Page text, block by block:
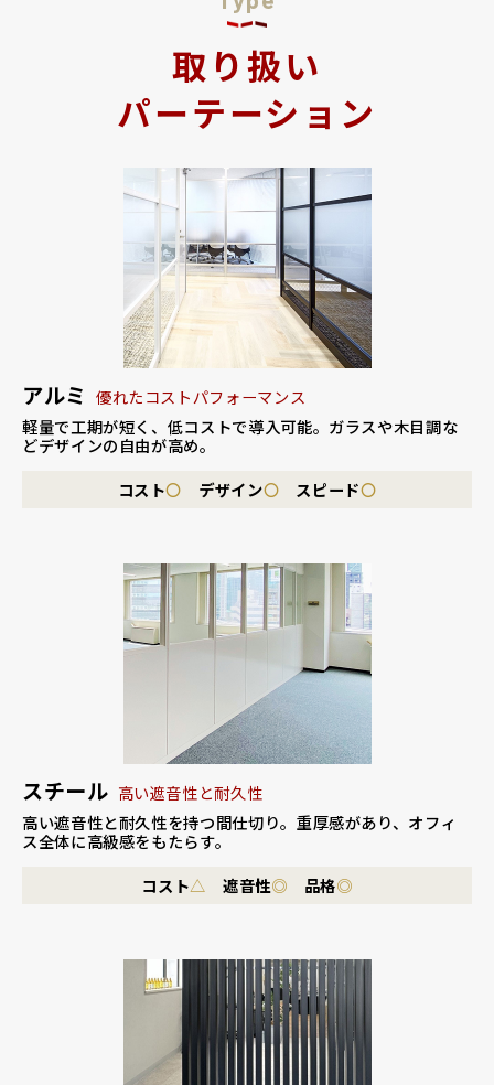
取り扱い
パーテーション
アルミ 優れたコストパフォーマンス
軽量で工期が短く、低コストで導入可能。 ガラスや木目調な
どデザインの自由が高め。
コスト〇 デザイン〇 スピード〇
スチール 高い遮音性と耐久性
高い遮音性と耐久性を持つ間仕切り。 重厚感があり、オフィ
ス全体に高級感をもたらす。
コスト△ 遮音性◎ 品格◎